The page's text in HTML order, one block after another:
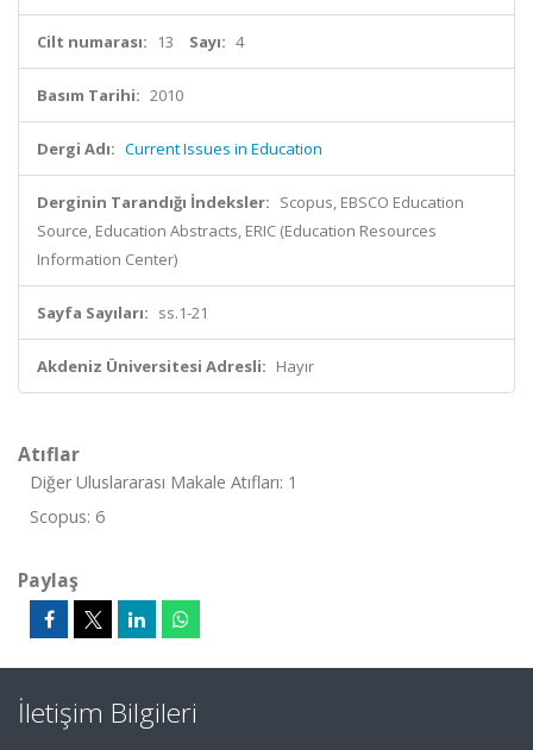
Cilt numarası: 13 Sayı: 4
Basım Tarihi: 2010
Dergi Adı: Current Issues in Education
Derginin Tarandığı İndeksler: Scopus, EBSCO Education
Source, Education Abstracts, ERIC (Education Resources
Information Center)
Sayfa Sayıları: ss.1-21
Akdeniz Üniversitesi Adresli: Hayır
Atıflar
Diğer Uluslararası Makale Atıfları: 1
Scopus: 6
Paylaş
İletişim Bilgileri